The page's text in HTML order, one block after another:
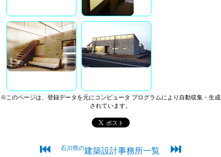
※このページは、登録データを元にコンピュータ プログラムにより自動収集・生成
されています。
⏮ 石川県の建築設計事務所一覧 ⏭